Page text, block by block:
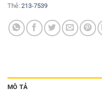
Thẻ: 213-7539
MÔ TẢ